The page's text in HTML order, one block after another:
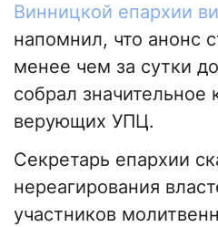
Винницкой епархии
напомнил, что анонс
менее чем за сутки
собрал значительное
верующих УПЦ.
Секретарь епархии
нереагирования
участников